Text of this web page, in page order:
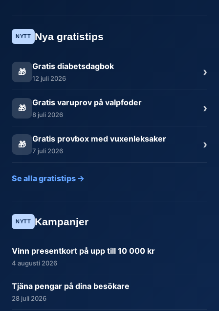
NYTT Nya gratistips
🎁
Gratis diabetsdagbok
12 juli 2026 ›
🎁
Gratis varuprov på valpfoder
8 juli 2026 ›
🎁
Gratis provbox med vuxenleksaker
7 juli 2026 ›
Se alla gratistips →
NYTT Kampanjer
Vinn presentkort på upp till 10 000 kr
4 augusti 2026
Tjäna pengar på dina besökare
28 juli 2026